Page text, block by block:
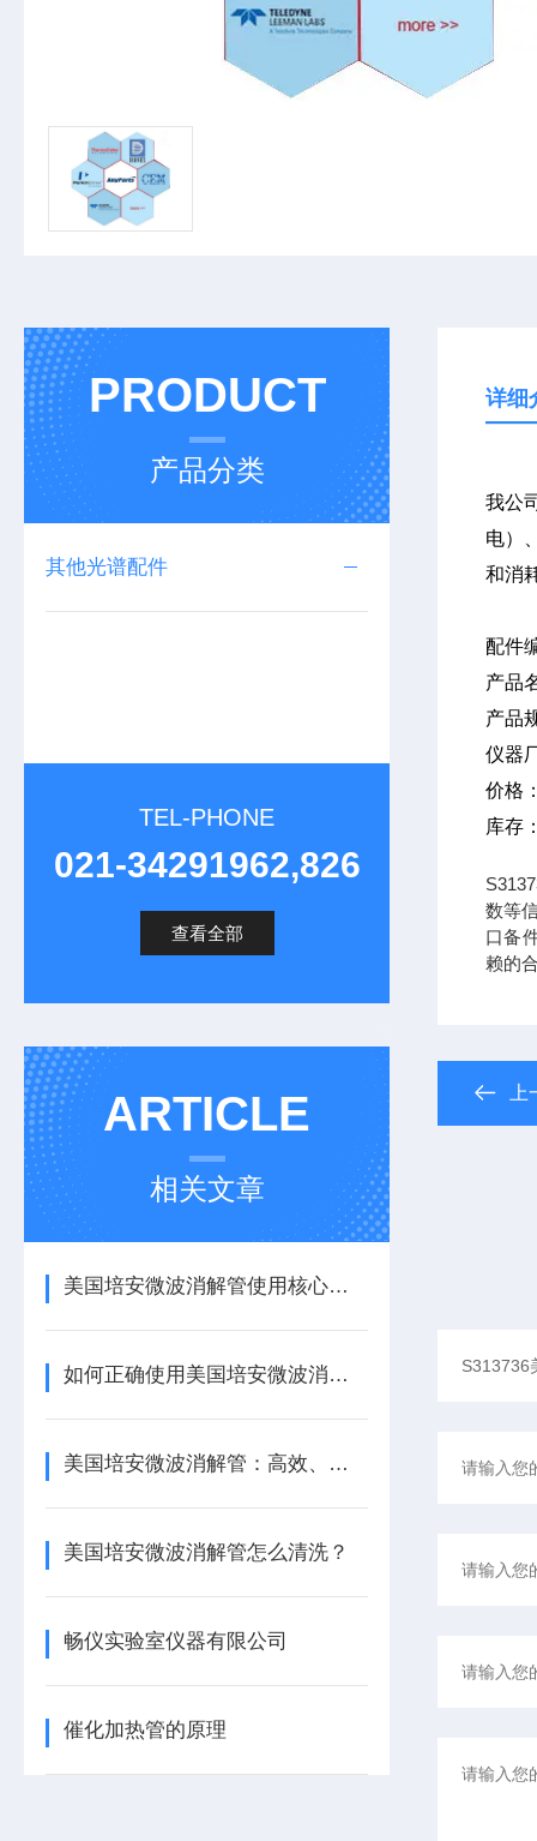
PRODUCT
产品分类
其他光谱配件
TEL-PHONE
021-34291962,826
查看全部
ARTICLE
相关文章
美国培安微波消解管使用核心注意事项
如何正确使用美国培安微波消解管进行样品消解？
美国培安微波消解管：高效、安全且环保的样品前处理解决方案
美国培安微波消解管怎么清洗？
畅仪实验室仪器有限公司
催化加热管的原理
详细
我公
电）
和消
配件
产品
产品
仪器
价格
库存
数等
口备
赖的